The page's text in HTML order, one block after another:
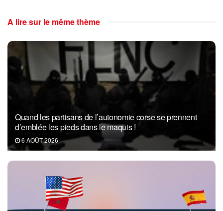
A lire sur le même thème
Quand les partisans de l’autonomie corse se prennent
d’emblée les pieds dans le maquis !
6 AOÛT 2026